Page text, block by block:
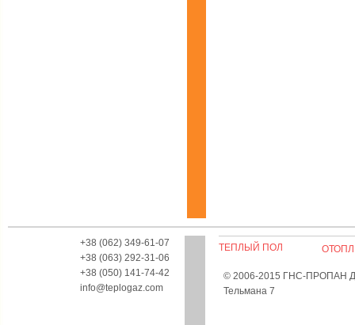
+38 (062) 349-61-07
+38 (063) 292-31-06
+38 (050) 141-74-42
info@teplogaz.com
ТЕПЛЫЙ ПОЛ
© 2006-2015 ГНС-ПРОПАН
Тельмана 7